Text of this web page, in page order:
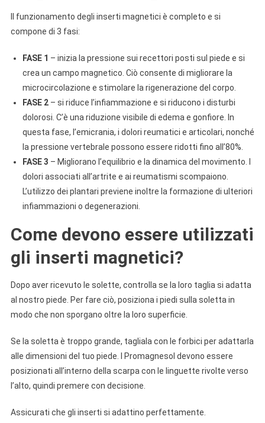
Il funzionamento degli inserti magnetici è completo e si
compone di 3 fasi:
FASE 1 – inizia la pressione sui recettori posti sul piede e si
crea un campo magnetico. Ciò consente di migliorare la
microcircolazione e stimolare la rigenerazione del corpo.
FASE 2– si riduce l’infiammazione e si riducono i disturbi
dolorosi. C’è una riduzione visibile di edema e gonfiore. In
questa fase, l’emicrania, i dolori reumatici e articolari, nonché
la pressione vertebrale possono essere ridotti fino all’80%.
FASE 3 – Migliorano l’equilibrio e la dinamica del movimento. I
dolori associati all’artrite e ai reumatismi scompaiono.
L’utilizzo dei plantari previene inoltre la formazione di ulteriori
infiammazioni o degenerazioni.
Come devono essere utilizzati
gli inserti magnetici?
Dopo aver ricevuto le solette, controlla se la loro taglia si adatta
al nostro piede. Per fare ciò, posiziona i piedi sulla soletta in
modo che non sporgano oltre la loro superficie.
Se la soletta è troppo grande, tagliala con le forbici per adattarla
alle dimensioni del tuo piede. I Promagnesol devono essere
posizionati all’interno della scarpa con le linguette rivolte verso
l’alto, quindi premere con decisione.
Assicurati che gli inserti si adattino perfettamente.